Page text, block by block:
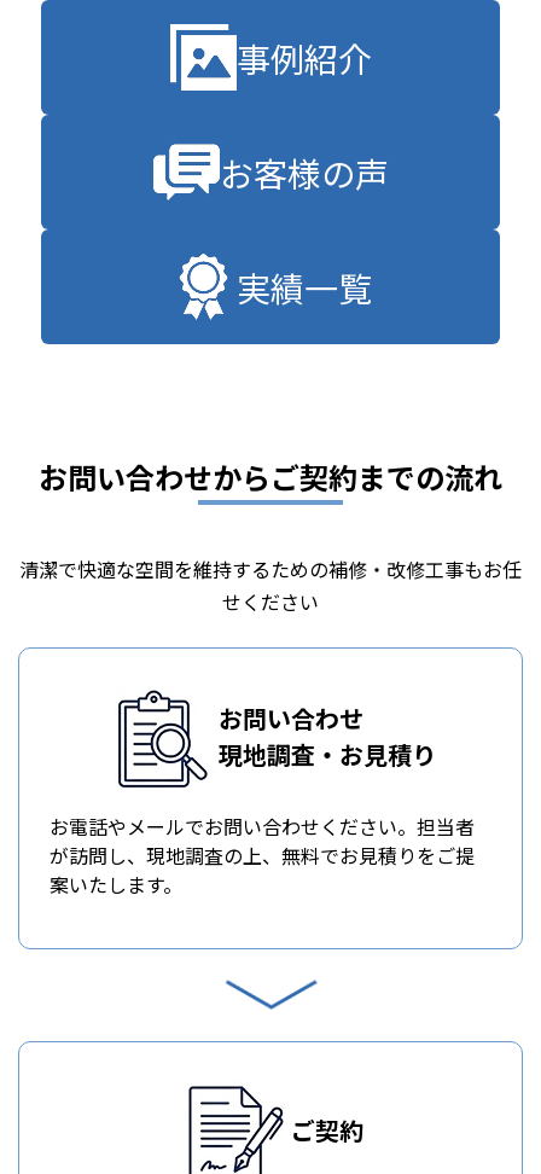
事例紹介
お客様の声
実績一覧
お問い合わせからご契約までの流れ
清潔で快適な空間を維持するための補修・改修工事もお任
せください
お問い合わせ
現地調査・お見積り
お電話やメールでお問い合わせください。担当者
が訪問し、現地調査の上、無料でお見積りをご提
案いたします。
ご契約